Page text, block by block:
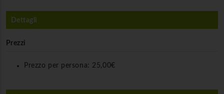
Dettagli
Prezzi
Prezzo per persona: 25,00€